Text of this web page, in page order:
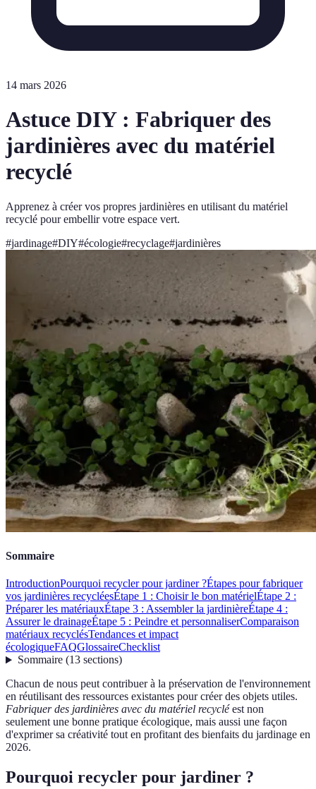
14 mars 2026
Astuce DIY : Fabriquer des
jardinières avec du matériel
recyclé
Apprenez à créer vos propres jardinières en utilisant du matériel
recyclé pour embellir votre espace vert.
#jardinage#DIY#écologie#recyclage#jardinières
Sommaire
IntroductionPourquoi recycler pour jardiner ?Étapes pour fabriquer
vos jardinières recycléesÉtape 1 : Choisir le bon matérielÉtape 2 :
Préparer les matériauxÉtape 3 : Assembler la jardinièreÉtape 4 :
Assurer le drainageÉtape 5 : Peindre et personnaliserComparaison
matériaux recyclésTendances et impact
écologiqueFAQGlossaireChecklist
Sommaire(13 sections)
Chacun de nous peut contribuer à la préservation de l'environnement
en réutilisant des ressources existantes pour créer des objets utiles.
Fabriquer des jardinières avec du matériel recycléest non
seulement une bonne pratique écologique, mais aussi une façon
d'exprimer sa créativité tout en profitant des bienfaits du jardinage en
2026.
Pourquoi recycler pour jardiner ?